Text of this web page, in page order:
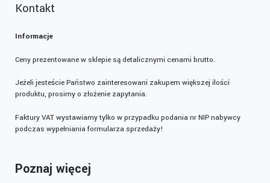
Kontakt
Informacje
Ceny prezentowane w sklepie są detalicznymi cenami brutto.
Jeżeli jesteście Państwo zainteresowani zakupem większej ilości
produktu, prosimy o złożenie zapytania.
Faktury VAT wystawiamy tylko w przypadku podania nr NIP nabywcy
podczas wypełniania formularza sprzedaży!
Poznaj więcej